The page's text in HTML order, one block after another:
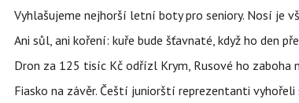
Vyhlašujeme nejhorší letní boty pro seniory. Nosí je
Ani sůl, ani koření: kuře bude šťavnaté, když ho den
Dron za 125 tisíc Kč odřízl Krym, Rusové ho
Fiasko na závěr. Čeští juniorští reprezentanti vyhořeli